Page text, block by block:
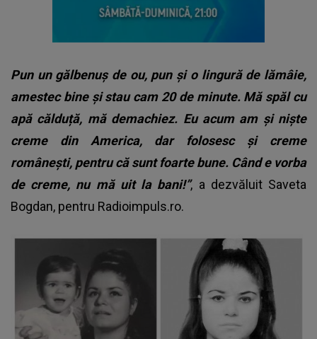
Pun un gălbenuș de ou, pun și o lingură de lămâie,
amestec bine și stau cam 20 de minute. Mă spăl cu
apă călduță, mă demachiez. Eu acum am și niște
creme din America, dar folosesc și creme
românești, pentru că sunt foarte bune. Când e vorba
de creme, nu mă uit la bani!”, a dezvăluit Saveta
Bogdan, pentru Radioimpuls.ro.